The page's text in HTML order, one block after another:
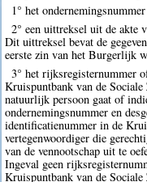
1° het
2° een uittreksel uit de akte
Dit uittreksel bevat de
eerste zin van het Burgerlijk
3° het rijksregisternummer
Kruispuntbank van de
natuurlijk persoon gaat of
ondernemingsnummer en
identificatienummer in de
vertegenwoordiger die
van de vennootschap uit te
Ingeval geen
Kruispuntbank van de